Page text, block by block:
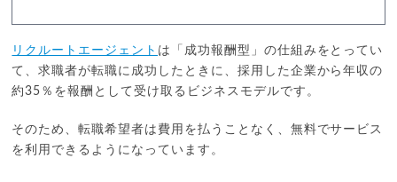
リクルートエージェント は「成功報酬型」の仕組みをとってい
て、求職者が転職に成功したときに、採用した企業から年収の
約35％を報酬として受け取るビジネスモデルです。
そのため、転職希望者は費用を払うことなく、無料でサービス
を利用できるようになっています。